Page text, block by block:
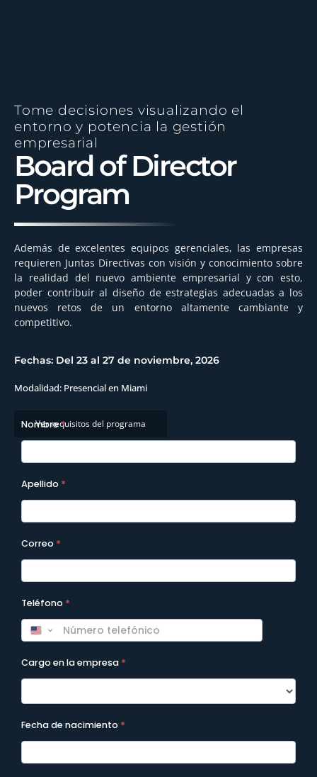
Tome decisiones visualizando el
entorno y potencia la gestión
empresarial
Board of Director
Program
Además de excelentes equipos gerenciales, las empresas
requieren Juntas Directivas con visión y conocimiento sobre
la realidad del nuevo ambiente empresarial y con esto,
poder contribuir al diseño de estrategias adecuadas a los
nuevos retos de un entorno altamente cambiante y
competitivo.
Fechas: Del 23 al 27 de noviembre, 2026
Modalidad: Presencial en Miami
Ver requisitos del programa
A2026 -
Formulario
Programas
Nombre*
Apellido *
Correo *
Teléfono *
Cargo en la empresa *
Fecha de nacimiento *